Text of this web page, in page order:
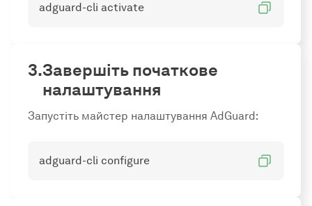
adguard-cli activate
Завершіть початкове
налаштування
Запустіть майстер налаштування AdGuard:
adguard-cli configure